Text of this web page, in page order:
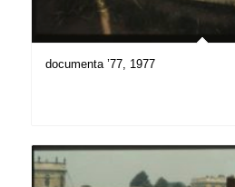
documenta ’77, 1977